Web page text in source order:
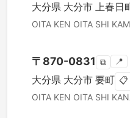
大分県 大分市 上春日
OITA KEN OITA SHI
〒 870-0831 ⧉ 📍
大分県 大分市 要町 📋
OITA KEN OITA SHI